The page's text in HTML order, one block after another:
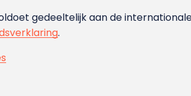
gedeeltelijk aan de
.